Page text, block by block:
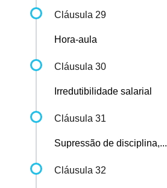
Cláusula 29
Hora-aula
Cláusula 30
Irredutibilidade salarial
Cláusula 31
Supressão de disciplina,...
Cláusula 32